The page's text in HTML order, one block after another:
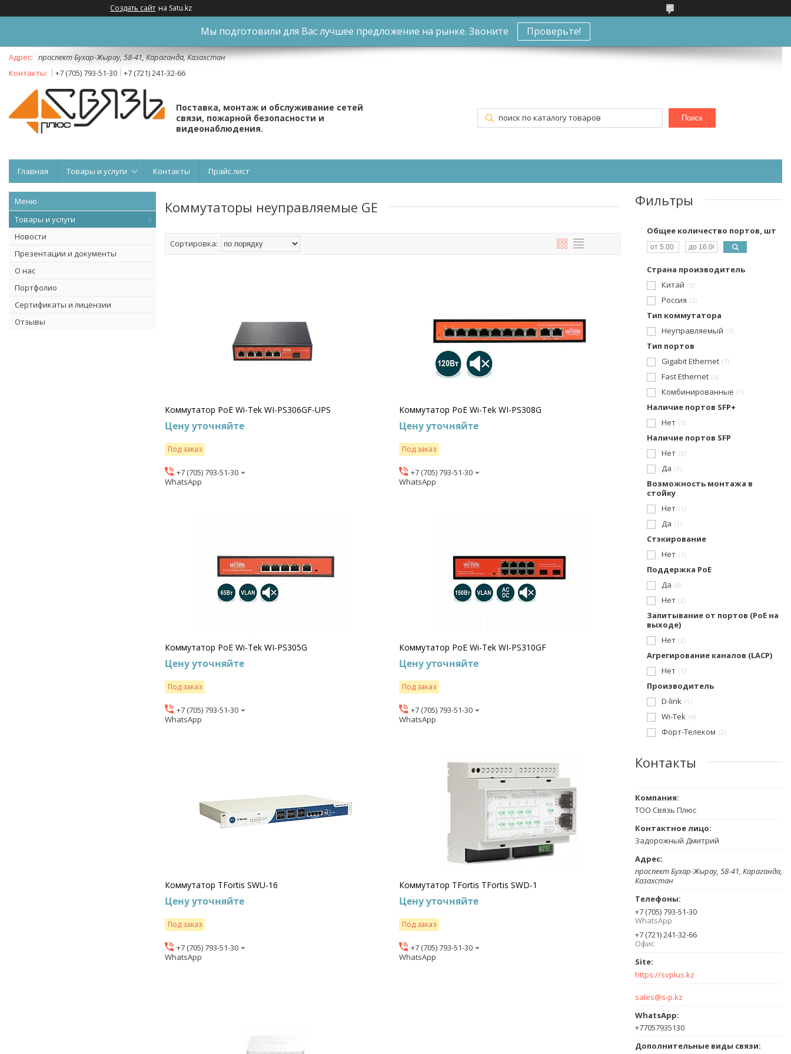
Создать сайт на Satu.kz
Мы подготовили для Вас лучшее предложение на рынке. Звоните Проверьте!
проспект Бухар-Жырау, 58-41, Караганда, Казахстан
+7 (705) 793-51-30
+7 (721) 241-32-66
Поставка, монтаж и обслуживание сетей
связи, пожарной безопасности и
видеонаблюдения.
Поиск
Главная Товары и услуги Контакты Прайс лист
Товары и услуги
Новости
Презентации и документы
О нас
Портфолио
Сертификаты и лицензии
Отзывы
Коммутаторы неуправляемые GE
Коммутатор PoE Wi-Tek WI-PS306GF-UPS
Цену уточняйте
Под заказ
+7 (705) 793-51-30
WhatsApp
Коммутатор PoE Wi-Tek WI-PS308G
Цену уточняйте
Под заказ
+7 (705) 793-51-30
WhatsApp
Коммутатор PoE Wi-Tek WI-PS305G
Цену уточняйте
Под заказ
+7 (705) 793-51-30
WhatsApp
Коммутатор PoE Wi-Tek WI-PS310GF
Цену уточняйте
Под заказ
+7 (705) 793-51-30
WhatsApp
Коммутатор TFortis SWU-16
Цену уточняйте
Под заказ
+7 (705) 793-51-30
WhatsApp
Коммутатор TFortis TFortis SWD-1
Цену уточняйте
Под заказ
+7 (705) 793-51-30
WhatsApp
Фильтры
Общее количество портов, шт
Страна производитель
Китай
5
Россия 2
Тип коммутатора
Неуправляемый
7
Тип портов
Gigabit Ethernet 7
Fast Ethernet 5
Комбинированные 1
Наличие портов SFP+
Нет 5
Наличие портов SFP
Нет 3
Да 3
Возможность монтажа в
стойку
Нет 1
Да 1
Стэкирование
Нет 1
Поддержка PoE
Да 4
Нет 2
Запитывание от портов (PoE на
выходе)
Нет 2
Агрегирование каналов (LACP)
Нет 1
Производитель
D-link 1
Wi-Tek 4
Форт-Телеком 2
Контакты
ТОО Связь Плюс
Задорожный Дмитрий
проспект Бухар-Жырау, 58-41, Караганда,
Казахстан
+7 (705) 793-51-30
WhatsApp
+7 (721) 241-32-66
Офис
https://svplus.kz
sales@s-p.kz
+77057935130